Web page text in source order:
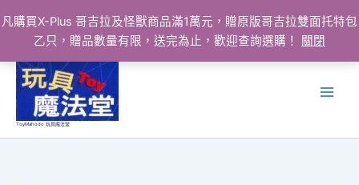
凡購買X-Plus 哥吉拉及怪獸商品滿1萬元，贈原版哥吉拉雙面托特包
乙只，贈品數量有限，送完為止，歡迎查詢選購！
關閉
ToyMahodo 玩具魔法堂